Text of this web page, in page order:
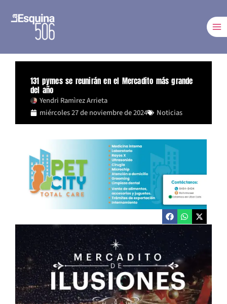
131 pymes se reunirán en el Mercadito más grande
del año
Yendri Ramìrez Arrieta
miércoles 27 de noviembre de 2024
Noticias